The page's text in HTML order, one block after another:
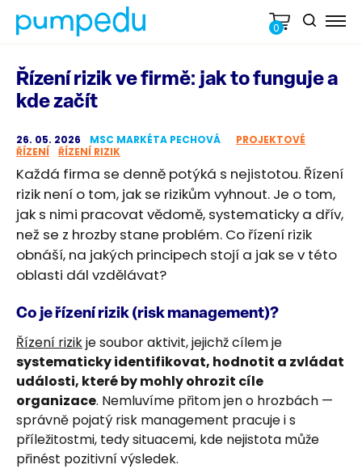
0
Řízení rizik ve firmě: jak to funguje a
kde začít
26. 05. 2026 MSC MARKÉTA PECHOVÁ
PROJEKTOVÉ
ŘÍZENÍ
ŘÍZENÍ RIZIK
Každá firma se denně potýká s nejistotou. Řízení
rizik není o tom, jak se rizikům vyhnout. Je o tom,
jak s nimi pracovat vědomě, systematicky a dřív,
než se z hrozby stane problém. Co řízení rizik
obnáší, na jakých principech stojí a jak se v této
oblasti dál vzdělávat?
Co je řízení rizik (risk management)?
Řízení rizikje soubor aktivit, jejichž cílem je
systematicky identifikovat, hodnotit a zvládat
události, které by mohly ohrozit cíle
organizace. Nemluvíme přitom jen o hrozbách —
správně pojatý risk management pracuje i s
příležitostmi, tedy situacemi, kde nejistota může
přinést pozitivní výsledek.